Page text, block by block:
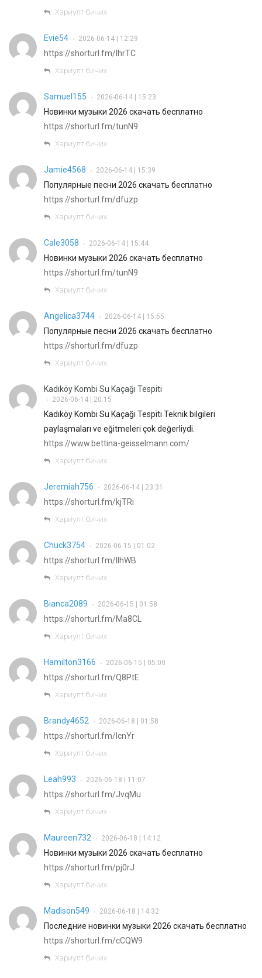
Хариулт бичих
Evie54 • 2026-06-14 | 12:29
https://shorturl.fm/IhrTC
Хариулт бичих
Samuel155 • 2026-06-14 | 15:23
Новинки музыки 2026 скачать бесплатно
https://shorturl.fm/tunN9
Хариулт бичих
Jamie4568 • 2026-06-14 | 15:39
Популярные песни 2026 скачать бесплатно
https://shorturl.fm/dfuzp
Хариулт бичих
Cale3058 • 2026-06-14 | 15:44
Новинки музыки 2026 скачать бесплатно
https://shorturl.fm/tunN9
Хариулт бичих
Angelica3744 • 2026-06-14 | 15:55
Популярные песни 2026 скачать бесплатно
https://shorturl.fm/dfuzp
Хариулт бичих
Kadıköy Kombi Su Kaçağı Tespiti
• 2026-06-14 | 20:15
Kadıköy Kombi Su Kaçağı Tespiti Teknik bilgileri
paylaşmaları ve eğitmeleri çok değerliydi.
https://www.bettina-geisselmann.com/
Хариулт бичих
Jeremiah756 • 2026-06-14 | 23:31
https://shorturl.fm/kjTRi
Хариулт бичих
Chuck3754 • 2026-06-15 | 01:02
https://shorturl.fm/IlhWB
Хариулт бичих
Bianca2089 • 2026-06-15 | 01:58
https://shorturl.fm/Ma8CL
Хариулт бичих
Hamilton3166 • 2026-06-15 | 05:00
https://shorturl.fm/Q8PtE
Хариулт бичих
Brandy4652 • 2026-06-18 | 01:58
https://shorturl.fm/lcnYr
Хариулт бичих
Leah993 • 2026-06-18 | 11:07
https://shorturl.fm/JvqMu
Хариулт бичих
Maureen732 • 2026-06-18 | 14:12
Новинки музыки 2026 скачать бесплатно
https://shorturl.fm/pj0rJ
Хариулт бичих
Madison549 • 2026-06-18 | 14:32
Последние новинки музыки 2026 скачать бесплатно
https://shorturl.fm/cCQW9
Хариулт бичих